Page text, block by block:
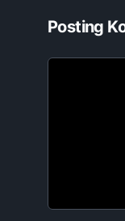
Posting